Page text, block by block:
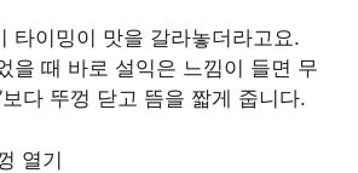
타이밍이 맛을 갈라놓더라고요.
을 때 바로 설익은 느낌이 들면 무
보다 뚜껑 닫고 뜸을 짧게 줍니다.
열기